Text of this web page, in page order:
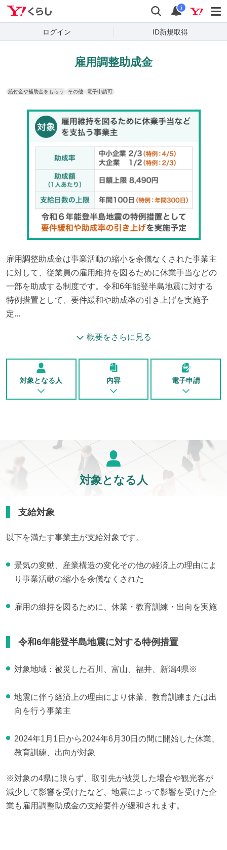
検索 通知
i
ログイン ID新規取得
雇用調整助成金
給付金や補助金をもらう その他 電子申請可
雇用調整助成金は事業活動の縮小を余儀なくされた事業主
に対して、従業員の雇用維持を図るために休業手当などの
一部を助成する制度です。令和6年能登半島地震に対する
特例措置として、要件緩和や助成率の引き上げを実施予
定...
概要をさらに見る
対象となる人 内容 電子申請
対象となる人
支給対象
以下を満たす事業主が支給対象です。
景気の変動、産業構造の変化その他の経済上の理由によ
り事業活動の縮小を余儀なくされた
雇用の維持を図るために、休業・教育訓練・出向を実施
令和6年能登半島地震に対する特例措置
対象地域：被災した石川、富山、福井、新潟4県※
地震に伴う経済上の理由により休業、教育訓練または出
向を行う事業主
2024年1月1日から2024年6月30日の間に開始した休業、
教育訓練、出向が対象
※対象の4県に限らず、取引先が被災した場合や観光客が
減少して影響を受けたなど、地震によって影響を受けた企
業も雇用調整助成金の支給要件が緩和されます。